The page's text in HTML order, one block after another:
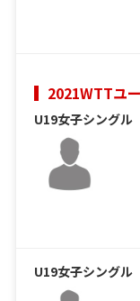
2021WTTユ
U19女子シングル
U19女子シングル